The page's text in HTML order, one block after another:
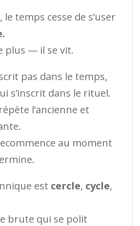
temps cesse de s’user
plus — il se vit.
pas dans le temps,
s’inscrit dans le rituel.
l’ancienne et
au moment
est cercle, cycle,
brute qui se polit